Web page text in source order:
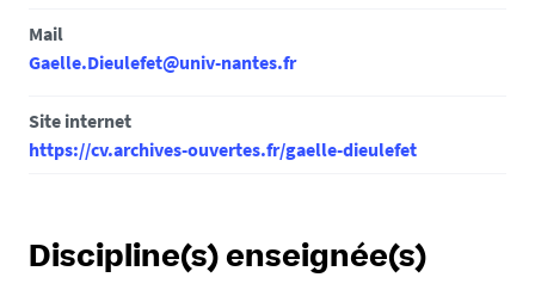
Mail
Gaelle.Dieulefet@univ-nantes.fr
Site internet
https://cv.archives-ouvertes.fr/gaelle-dieulefet
Discipline(s) enseignée(s)